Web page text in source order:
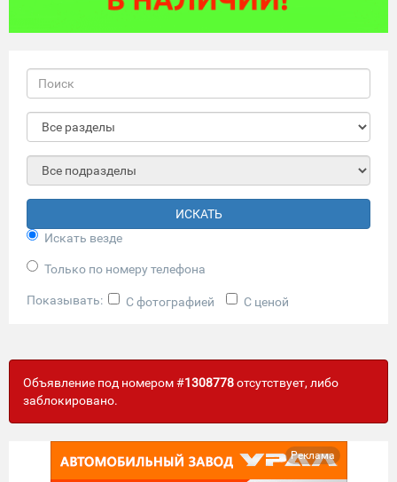
ИСКАТЬ
Искать везде
Только по номеру телефона
Показывать: С фотографией С ценой
Объявление под номером #1308778отсутствует, либо
заблокировано.
Реклама